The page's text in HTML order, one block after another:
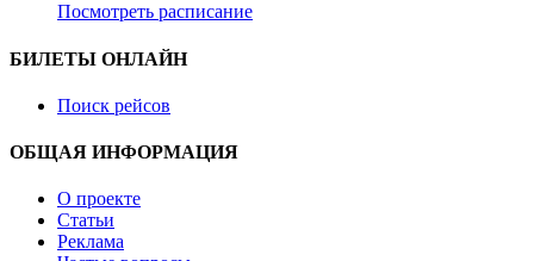
Посмотреть расписание
БИЛЕТЫ ОНЛАЙН
Поиск рейсов
ОБЩАЯ ИНФОРМАЦИЯ
О проекте
Статьи
Реклама